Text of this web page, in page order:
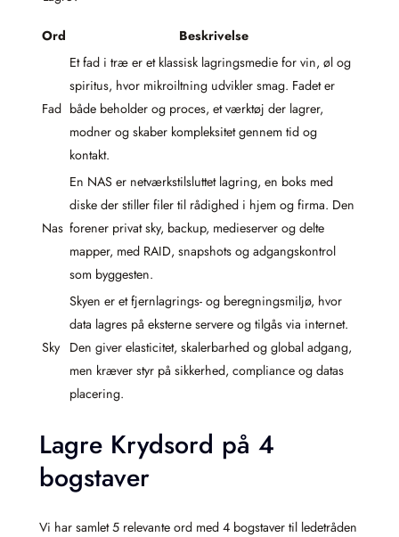
Ord Beskrivelse
Fad
Et fad i træ er et klassisk lagringsmedie for vin, øl og
spiritus, hvor mikroiltning udvikler smag. Fadet er
både beholder og proces, et værktøj der lagrer,
modner og skaber kompleksitet gennem tid og
kontakt.
Nas
En NAS er netværkstilsluttet lagring, en boks med
diske der stiller filer til rådighed i hjem og firma. Den
forener privat sky, backup, medieserver og delte
mapper, med RAID, snapshots og adgangskontrol
som byggesten.
Sky
Skyen er et fjernlagrings- og beregningsmiljø, hvor
data lagres på eksterne servere og tilgås via internet.
Den giver elasticitet, skalerbarhed og global adgang,
men kræver styr på sikkerhed, compliance og datas
placering.
Lagre Krydsord på 4
bogstaver
Vi har samlet 5 relevante ord med 4 bogstaver til ledetråden